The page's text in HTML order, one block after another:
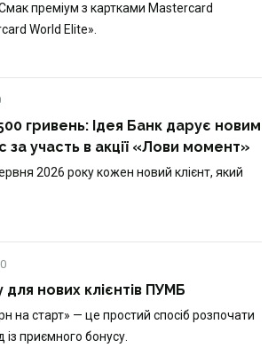
преміум з картками Mastercard
World Elite».
гривень: Ідея Банк дарує новим
за участь в акції «Лови момент»
2026 року кожен новий клієнт, який
для нових клієнтів ПУМБ
на старт» — це простий спосіб розпочати
із приємного бонусу.